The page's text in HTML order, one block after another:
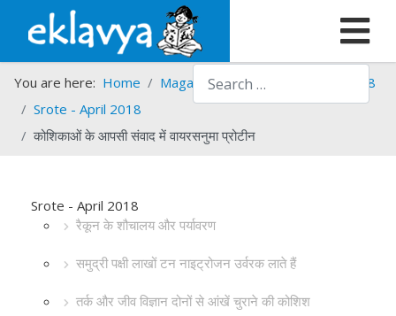
Search
You are here: Home Magazines Srote
Srote - 2018
Srote - April 2018
कोशिकाओं के आपसी संवाद में वायरसनुमा प्रोटीन
Srote - April 2018
रैकून के शौचालय और पर्यावरण
समुद्री पक्षी लाखों टन नाइट्रोजन उर्वरक लाते हैं
तर्क और जीव विज्ञान दोनों से आंखें चुराने की कोशिश